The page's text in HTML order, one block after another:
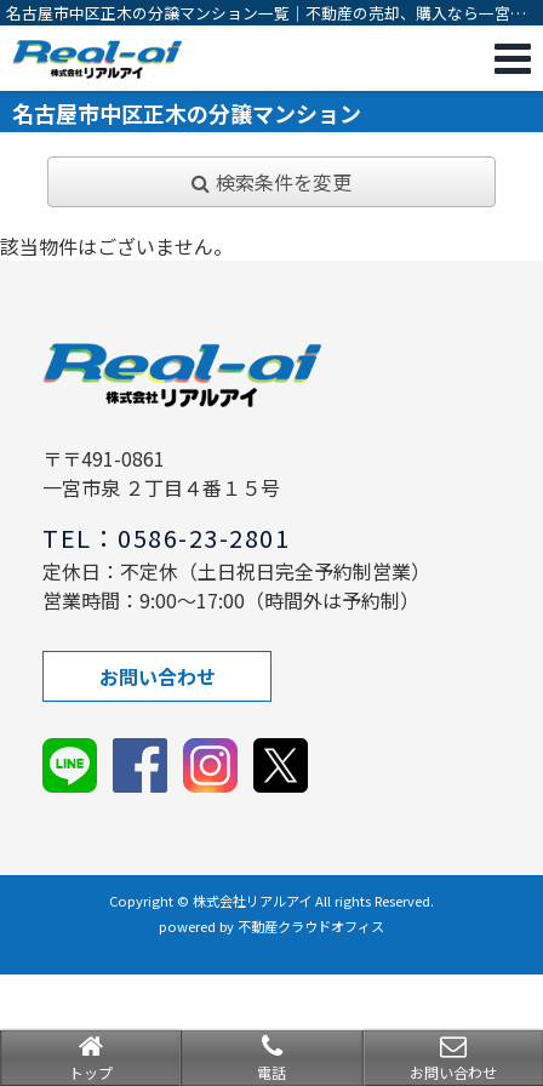
名古屋市中区正木の分譲マンション一覧｜不動産の売却、購入なら一宮市
の不動産会社 株式会社リアルアイ
名古屋市中区正木の分譲マンション
検索条件を変更
該当物件はございません。
トップ 電話 お問い合わせ
〒〒491-0861
一宮市泉 ２丁目４番１５号
TEL：0586-23-2801
定休日：不定休（土日祝日完全予約制営業）
営業時間：9:00～17:00（時間外は予約制）
お問い合わせ
Copyright © 株式会社リアルアイ All rights Reserved.
powered by 不動産クラウドオフィス